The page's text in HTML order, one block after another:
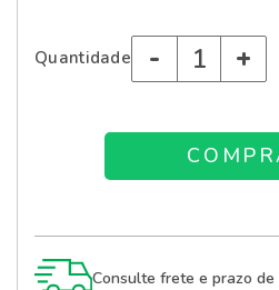
Quantidade - +
Consulte frete e prazo de